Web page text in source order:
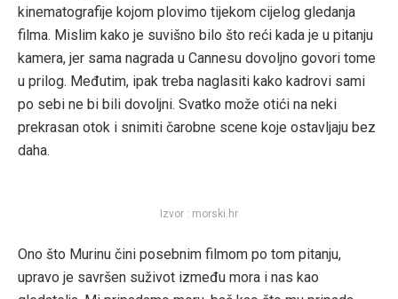
kinematografije kojom plovimo tijekom cijelog gledanja
filma. Mislim kako je suvišno bilo što reći kada je u pitanju
kamera, jer sama nagrada u Cannesu dovoljno govori tome
u prilog. Međutim, ipak treba naglasiti kako kadrovi sami
po sebi ne bi bili dovoljni. Svatko može otići na neki
prekrasan otok i snimiti čarobne scene koje ostavljaju bez
daha.
Izvor : morski.hr
Ono što Murinu čini posebnim filmom po tom pitanju,
upravo je savršen suživot između mora i nas kao